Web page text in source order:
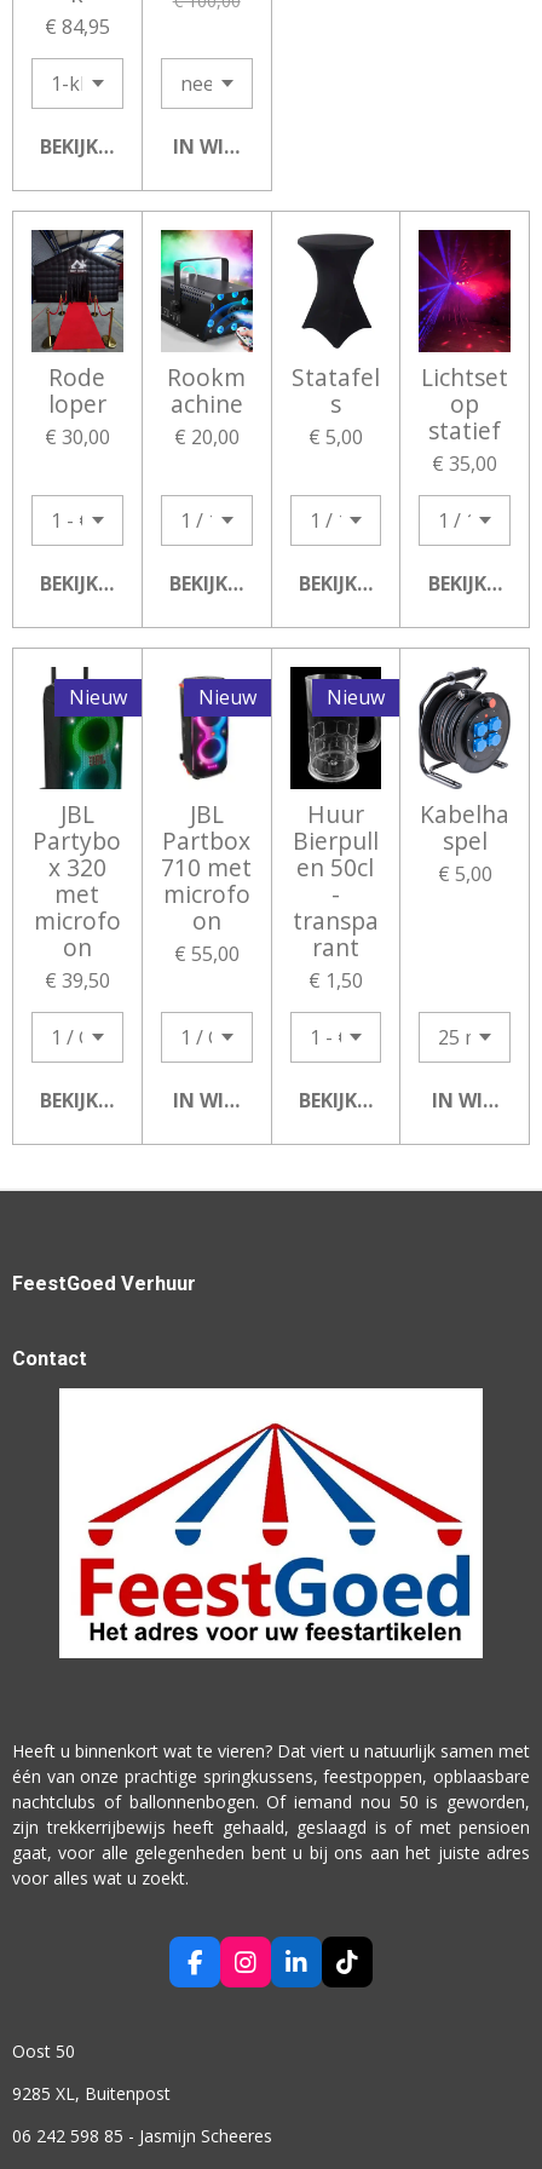
€ 84,95
BEKIJK DETAILSIN WINKELWAGEN
Rode
loper
€ 30,00
BEKIJK DETAILS
Rookm
achine
€ 20,00
BEKIJK DETAILS
Statafel
s
€ 5,00
BEKIJK DETAILS
Lichtset
op
statief
€ 35,00
BEKIJK
Nieuw
JBL
Partybo
x 320
met
microfo
on
€ 39,50
BEKIJK DETAILS
Nieuw
JBL
Partbox
710 met
microfo
on
€ 55,00
IN WINKELWAGEN
Nieuw
Huur
Bierpull
en 50cl
-
transpa
rant
€ 1,50
BEKIJK DETAILS
Kabelha
spel
€ 5,00
IN
FeestGoed Verhuur
Contact
Heeft u binnenkort wat te vieren? Dat viert u natuurlijk samen met
één van onze prachtige springkussens, feestpoppen, opblaasbare
nachtclubs of ballonnenbogen. Of iemand nou 50 is geworden,
zijn trekkerrijbewijs heeft gehaald, geslaagd is of met pensioen
gaat, voor alle gelegenheden bent u bij ons aan het juiste adres
voor alles wat u zoekt.
F
A
K
I
N
A
L
I
T
I
Oost 50
9285 XL, Buitenpost
06 242 598 85 - Jasmijn Scheeres